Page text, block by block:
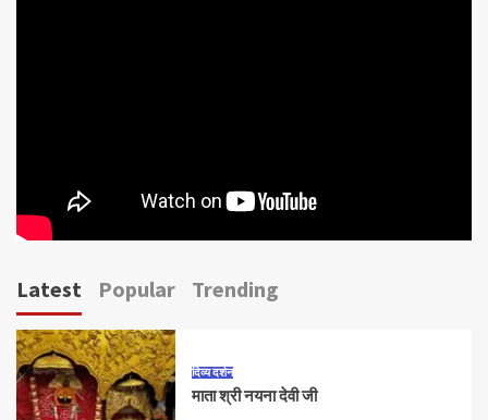
Latest Popular Trending
दिव्य दर्शन
माता श्री नयना देवी जी